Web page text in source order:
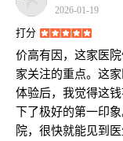
2026-01-19
打分
价高有因，这家医
家关注的重点。这
体验后，我觉得这
下了极好的第一印
院，很快就能见到